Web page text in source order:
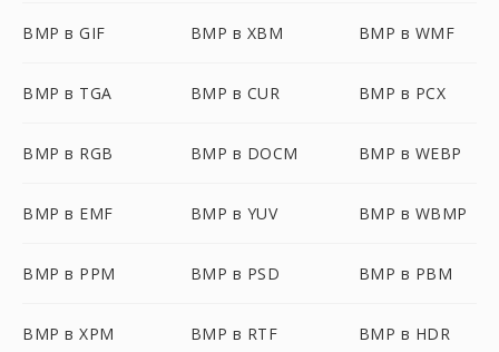
BMP в GIF BMP в XBM BMP в WMF
BMP в TGA BMP в CUR BMP в PCX
BMP в RGB BMP в DOCM BMP в WEBP
BMP в EMF BMP в YUV BMP в WBMP
BMP в PPM BMP в PSD BMP в PBM
BMP в XPM BMP в RTF BMP в HDR